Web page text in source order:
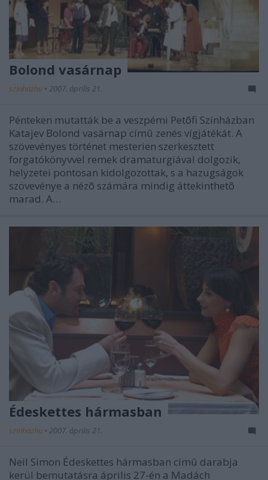
Bolond vasárnap
szinhazhu • 2007. április 21.
Pénteken mutatták be a veszpémi Petõfi Színházban
Katajev Bolond vasárnap címû zenés vígjátékát. A
szövevényes történet mesterien szerkesztett
forgatókönyvvel remek dramaturgiával dolgozik,
helyzetei pontosan kidolgozottak, s a hazugságok
szövevénye a nézõ számára mindig áttekinthetõ
marad. A…
Édeskettes hármasban
szinhazhu • 2007. április 21.
Neil Simon Édeskettes hármasban címû darabja
kerül bemutatásra április 27-én a Madách